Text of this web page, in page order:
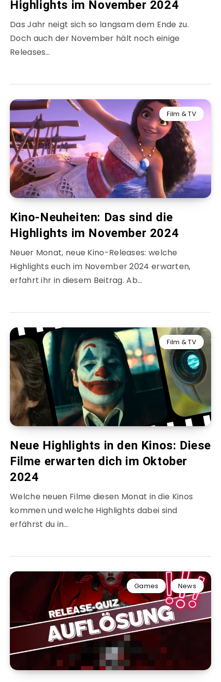
Highlights im November 2024
Das Jahr neigt sich so langsam dem Ende zu.
Doch auch der November hält noch einige
Releases…
Film & TV
Kino-Neuheiten: Das sind die
Highlights im November 2024
Neuer Monat, neue Kino-Releases: welche
Highlights euch im November 2024 erwarten,
erfahrt ihr in diesem Beitrag. Ab…
Film & TV
Neue Highlights in den Kinos: Diese
Filme erwarten dich im Oktober
2024
Welche neuen Filme diesen Monat in die Kinos
kommen und welche Highlights dabei sind
erfährst du in…
Games News